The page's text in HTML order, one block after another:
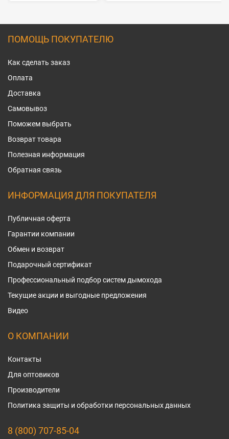
ПОМОЩЬ ПОКУПАТЕЛЮ
Как сделать заказ
Оплата
Доставка
Самовывоз
Поможем выбрать
Возврат товара
Полезная информация
Обратная связь
ИНФОРМАЦИЯ ДЛЯ ПОКУПАТЕЛЯ
Публичная оферта
Гарантии компании
Обмен и возврат
Подарочный сертификат
Профессиональный подбор систем дымохода
Текущие акции и выгодные предложения
Видео
О КОМПАНИИ
Контакты
Для оптовиков
Производители
Политика защиты и обработки персональных данных
8 (800) 707-85-04